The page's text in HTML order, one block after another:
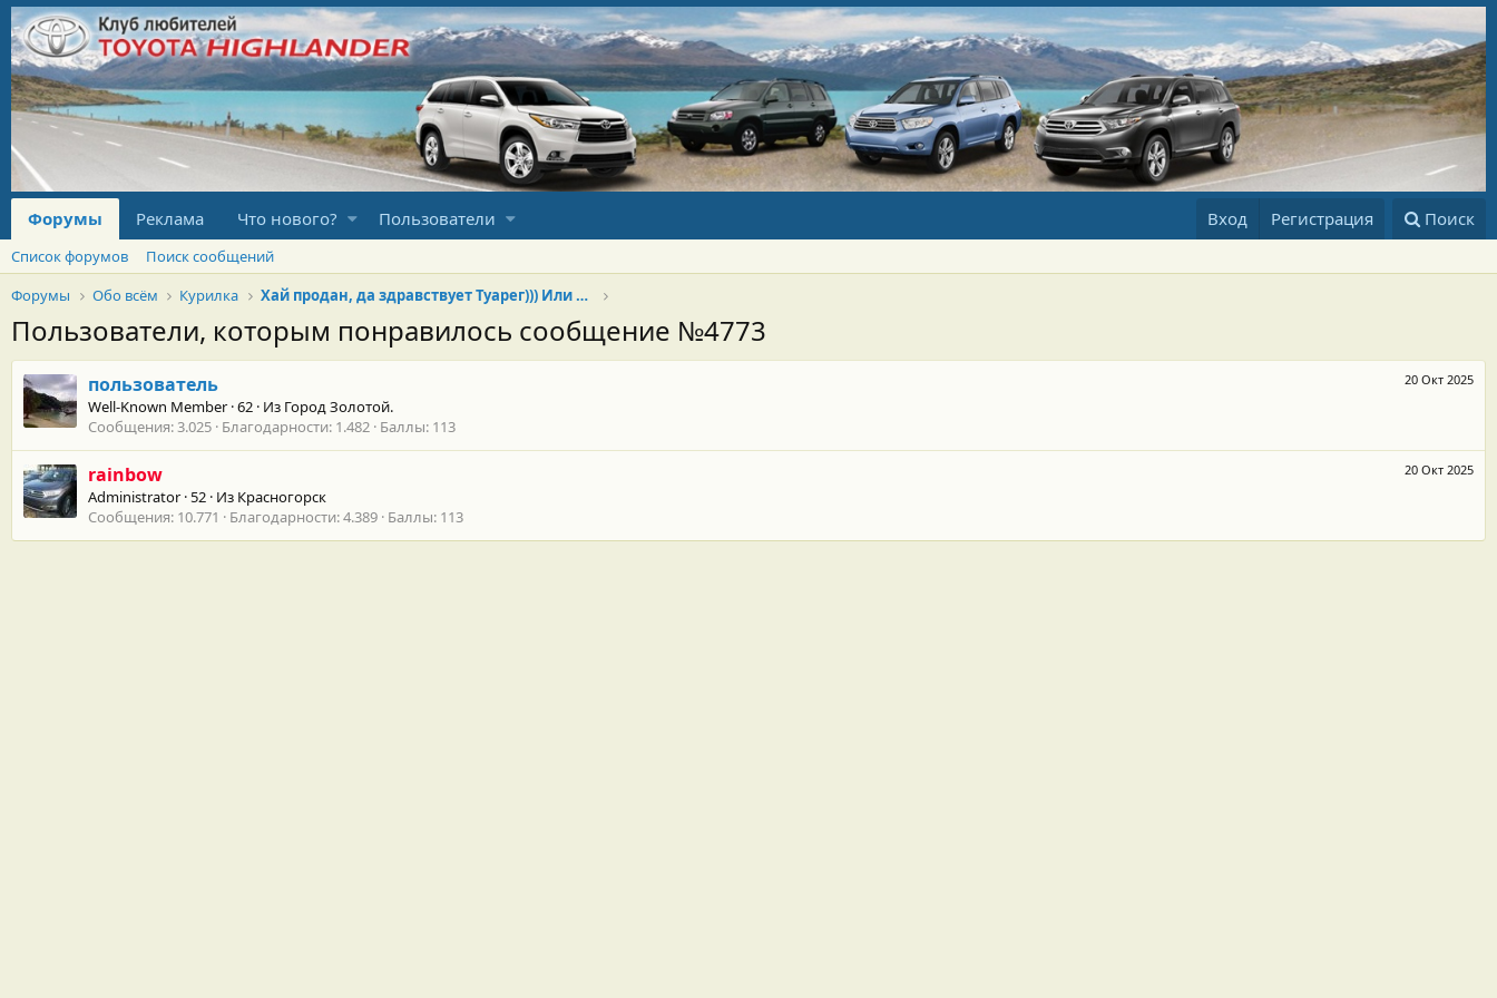
Форумы Реклама Что нового? Пользователи Вход Регистрация Поиск
Список форумов
Поиск сообщений
Форумы
Обо всём Курилка Хай продан, да здравствует Туарег))) Или Китай наше всё)))
Пользователи, которым понравилось сообщение №4773
20 Окт 2025
пользователь
Well-Known Member ·62 · Из Город Золотой.
Сообщения 3.025 Благодарности 1.482 Баллы 113
20 Окт 2025
rainbow
Administrator ·52 · Из Красногорск
Сообщения 10.771 Благодарности 4.389 Баллы 113